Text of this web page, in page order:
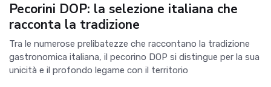
Pecorini DOP: la selezione italiana che
racconta la tradizione
Tra le numerose prelibatezze che raccontano la tradizione
gastronomica italiana, il pecorino DOP si distingue per la sua
unicità e il profondo legame con il territorio